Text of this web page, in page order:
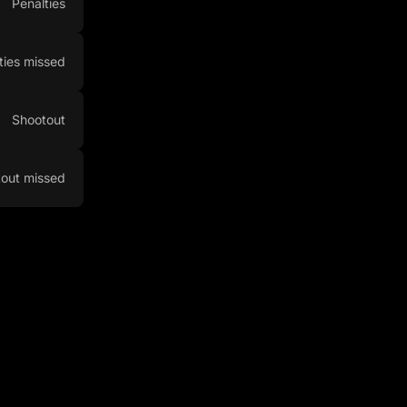
Penalties
missed
Shootout
missed